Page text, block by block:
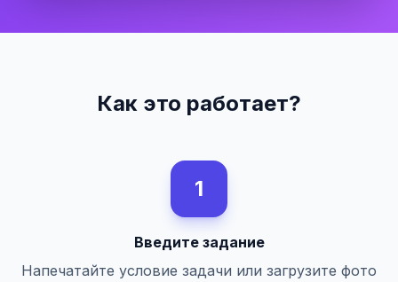
Как это работает?
1
Введите задание
Напечатайте условие задачи или загрузите фото